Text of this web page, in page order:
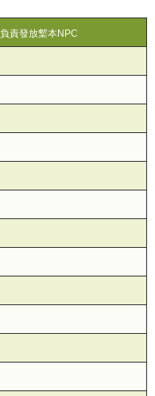
負責發放槧本NPC